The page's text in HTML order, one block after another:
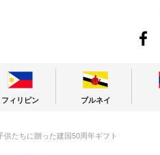
フィリピン ブルネイ
供たちに贈った建国50周年ギフト